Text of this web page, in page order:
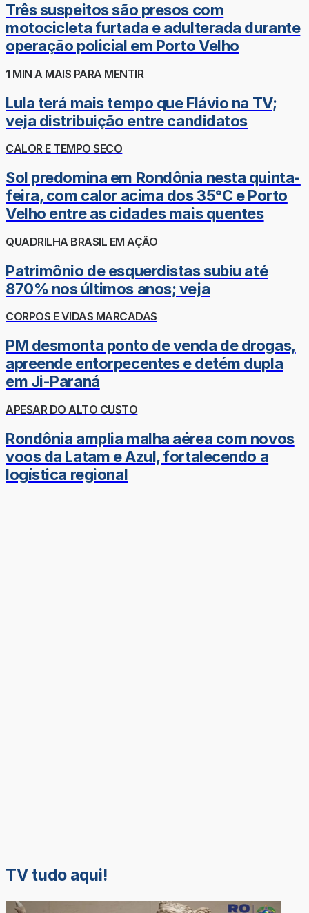
Três suspeitos são presos com
motocicleta furtada e adulterada durante
operação policial em Porto Velho
1 MIN A MAIS PARA MENTIR
Lula terá mais tempo que Flávio na TV;
veja distribuição entre candidatos
CALOR E TEMPO SECO
Sol predomina em Rondônia nesta quinta-
feira, com calor acima dos 35°C e Porto
Velho entre as cidades mais quentes
QUADRILHA BRASIL EM AÇÃO
Patrimônio de esquerdistas subiu até
870% nos últimos anos; veja
CORPOS E VIDAS MARCADAS
PM desmonta ponto de venda de drogas,
apreende entorpecentes e detém dupla
em Ji-Paraná
APESAR DO ALTO CUSTO
Rondônia amplia malha aérea com novos
voos da Latam e Azul, fortalecendo a
logística regional
TV tudo aqui!